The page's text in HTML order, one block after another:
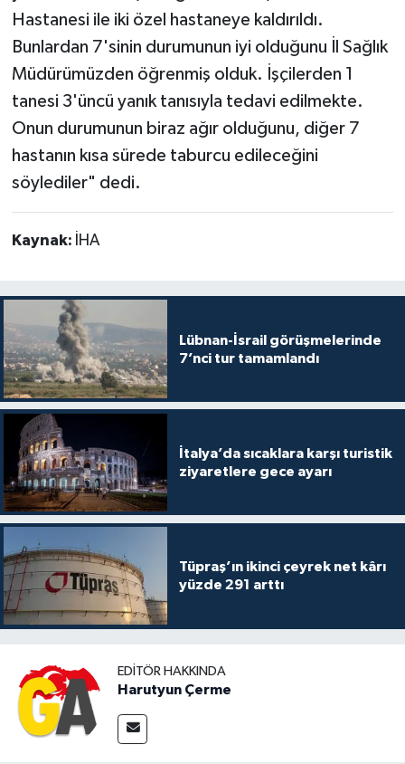
Hastanesi ile iki özel hastaneye kaldırıldı.
Bunlardan 7'sinin durumunun iyi olduğunu İl Sağlık
Müdürümüzden öğrenmiş olduk. İşçilerden 1
tanesi 3'üncü yanık tanısıyla tedavi edilmekte.
Onun durumunun biraz ağır olduğunu, diğer 7
hastanın kısa sürede taburcu edileceğini
söylediler" dedi.
Kaynak: İHA
Lübnan-İsrail görüşmelerinde
7’nci tur tamamlandı
İtalya’da sıcaklara karşı turistik
ziyaretlere gece ayarı
Tüpraş’ın ikinci çeyrek net kârı
yüzde 291 arttı
EDITÖR HAKKINDA
Harutyun Çerme